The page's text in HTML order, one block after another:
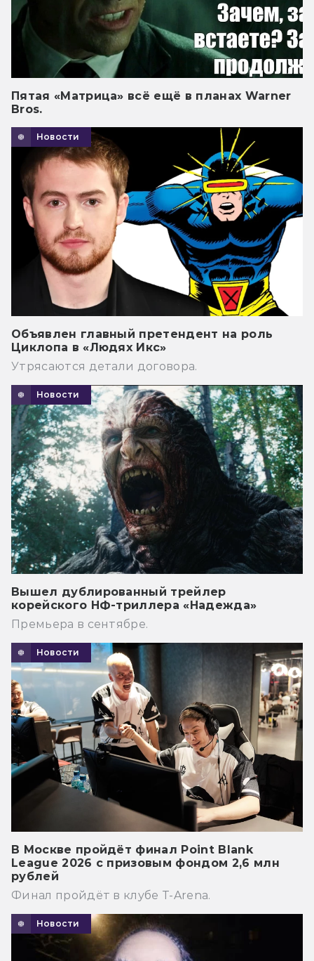
Пятая «Матрица» всё ещё в планах Warner
Bros.
Новости
Объявлен главный претендент на роль
Циклопа в «Людях Икс»
Утрясаются детали договора.
Новости
Вышел дублированный трейлер
корейского НФ-триллера «Надежда»
Премьера в сентябре.
Новости
В Москве пройдёт финал Point Blank
League 2026 с призовым фондом 2,6 млн
рублей
Финал пройдёт в клубе T-Arena.
Новости